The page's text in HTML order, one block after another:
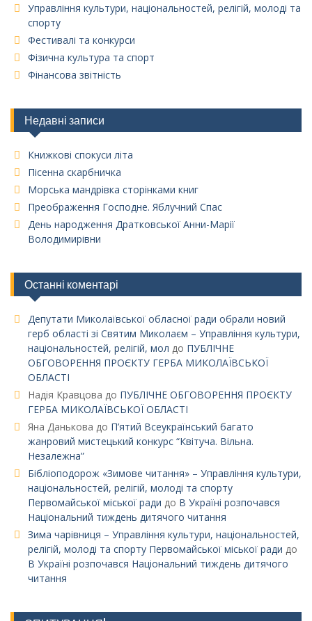
Управління культури, національностей, релігій, молоді та
спорту
Фестивалі та конкурси
Фізична культура та спорт
Фінансова звітність
Недавні записи
Книжкові спокуси літа
Пісенна скарбничка
Морська мандрівка сторінками книг
Преображення Господне. Яблучний Спас
День народження Дратковської Анни-Марії
Володимирівни
Останні коментарі
Депутати Миколаївської обласної ради обрали новий
герб області зі Святим Миколаєм – Управління культури,
національностей, релігій, мол до ПУБЛІЧНЕ
ОБГОВОРЕННЯ ПРОЄКТУ ГЕРБА МИКОЛАЇВСЬКОЇ
ОБЛАСТІ
Надія Кравцова до ПУБЛІЧНЕ ОБГОВОРЕННЯ ПРОЄКТУ
ГЕРБА МИКОЛАЇВСЬКОЇ ОБЛАСТІ
Яна Данькова до П’ятий Всеукраїнський багато
жанровий мистецький конкурс “Квітуча. Вільна.
Незалежна”
Бібліоподорож «Зимове читання» – Управління культури,
національностей, релігій, молоді та спорту
Первомайської міської ради до В Україні розпочався
Національний тиждень дитячого читання
Зима чарівниця – Управління культури, національностей,
релігій, молоді та спорту Первомайської міської ради до
В Україні розпочався Національний тиждень дитячого
читання